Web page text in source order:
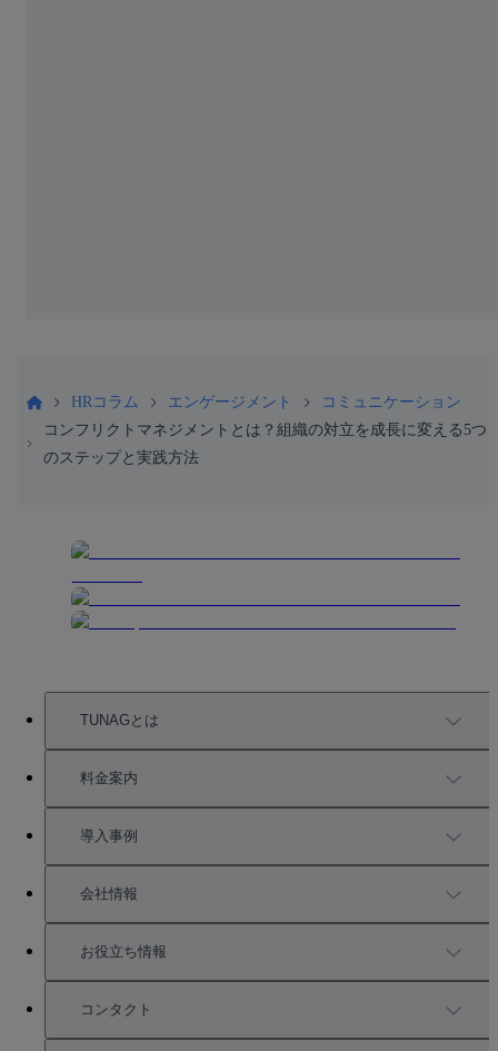
HRコラム エンゲージメント
コミュニケーション
コンフリクトマネジメントとは？組織の対立を成長に変える5つ
のステップと実践方法
TUNAGとは
TUNAGの特徴
機能一覧
充実したサポート
料金案内
料金案内
導入事例
導入事例
活用方法
会社情報
会社情報
お役立ち情報
お役立ち資料一覧
コンタクト